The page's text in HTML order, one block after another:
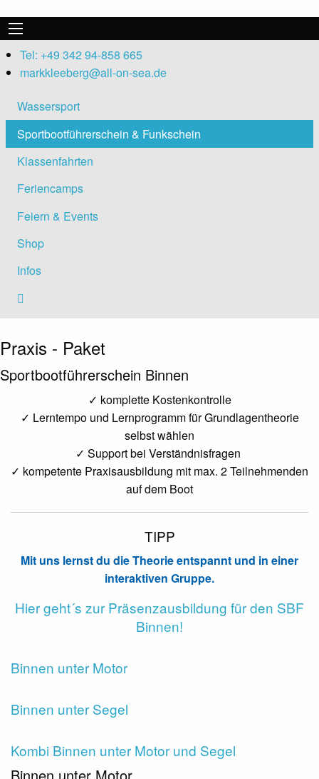
Tel: +49 342 94-858 665
markkleeberg@all-on-sea.de
Wassersport
Sportbootführerschein & Funkschein
Klassenfahrten
Feriencamps
Feiern & Events
Shop
Infos
Praxis - Paket
Sportbootführerschein Binnen
✓ komplette Kostenkontrolle
✓ Lerntempo und Lernprogramm für Grundlagentheorie
selbst wählen
✓ Support bei Verständnisfragen
✓ kompetente Praxisausbildung mit max. 2 Teilnehmenden
auf dem Boot
TIPP
Mit uns lernst du die Theorie entspannt und in einer
interaktiven Gruppe.
Hier geht´s zur Präsenzausbildung für den SBF
Binnen!
Binnen unter Motor
Binnen unter Segel
Kombi Binnen unter Motor und Segel